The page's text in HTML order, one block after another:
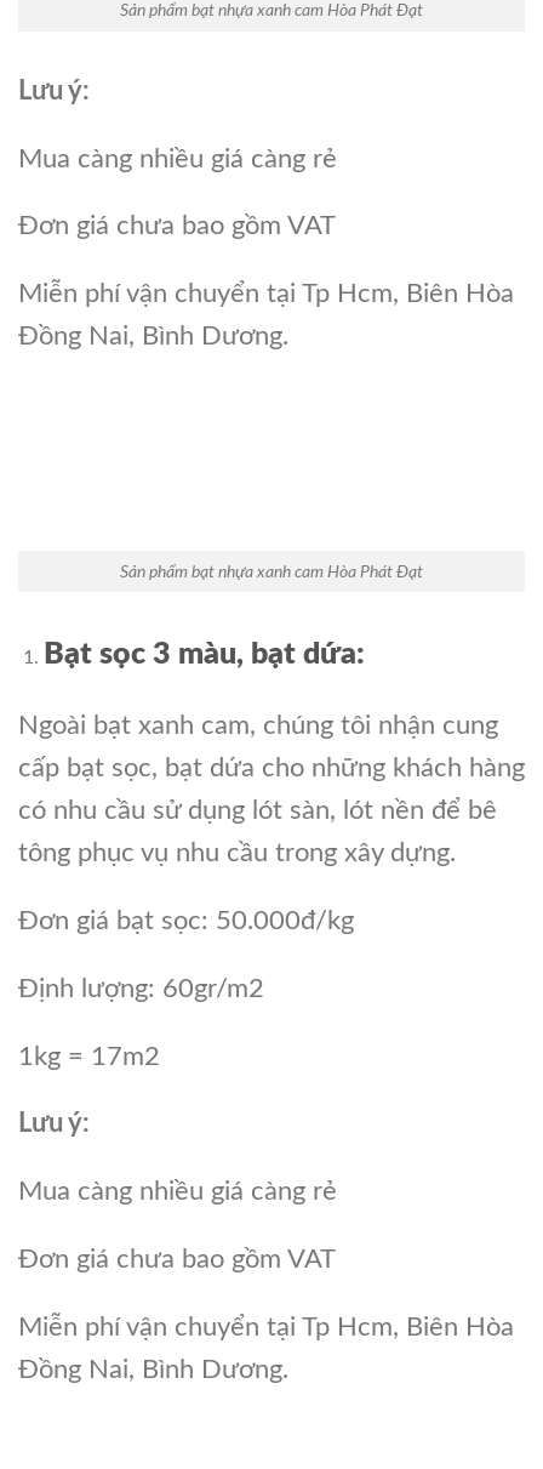
Sản phẩm bạt nhựa xanh cam Hòa Phát Đạt
Lưu ý:
Mua càng nhiều giá càng rẻ
Đơn giá chưa bao gồm VAT
Miễn phí vận chuyển tại Tp Hcm, Biên Hòa
Đồng Nai, Bình Dương.
Sản phẩm bạt nhựa xanh cam Hòa Phát Đạt
Bạt sọc 3 màu, bạt dứa:
Ngoài bạt xanh cam, chúng tôi nhận cung
cấp bạt sọc, bạt dứa cho những khách hàng
có nhu cầu sử dụng lót sàn, lót nền để bê
tông phục vụ nhu cầu trong xây dựng.
Đơn giá bạt sọc: 50.000đ/kg
Định lượng: 60gr/m2
1kg = 17m2
Lưu ý:
Mua càng nhiều giá càng rẻ
Đơn giá chưa bao gồm VAT
Miễn phí vận chuyển tại Tp Hcm, Biên Hòa
Đồng Nai, Bình Dương.